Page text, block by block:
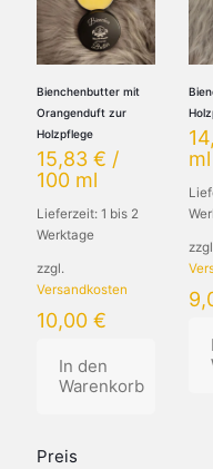
Preis
Bienchenbutter mit
Orangenduft zur
Holzpflege
15,83 € /
100 ml
Lieferzeit: 1 bis 2
Werktage
zzgl.
Versandkosten
10,00 €
In den
Warenkorb
ml